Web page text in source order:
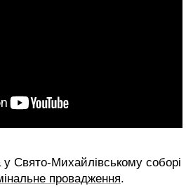
Свято-Михайлівському соборі
провадження.